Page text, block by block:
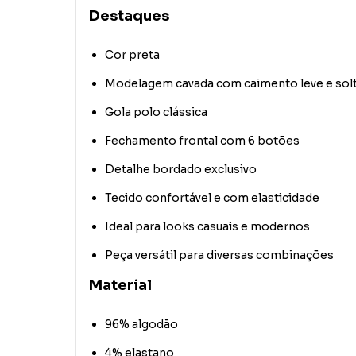
Destaques
Cor preta
Modelagem cavada com caimento leve e
Gola polo clássica
Fechamento frontal com 6 botões
Detalhe bordado exclusivo
Tecido confortável e com elasticidade
Ideal para looks casuais e modernos
Peça versátil para diversas combinações
Material
96% algodão
4% elastano